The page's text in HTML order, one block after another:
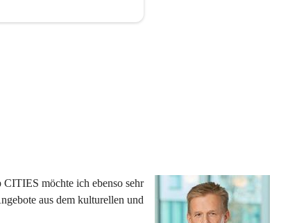
möchte ich ebenso sehr
aus dem kulturellen und